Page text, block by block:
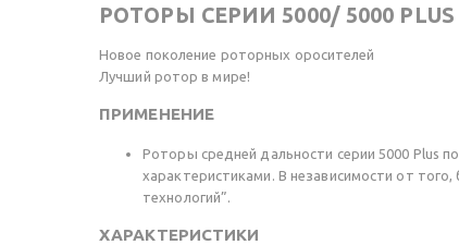
РОТОРЫ СЕРИИ 5000/ 5000 PLUS
Новое поколение роторных оросителей
Лучший ротор в мире!
ПРИМЕНЕНИЕ
Роторы средней дальности серии 5000 Plus
характеристиками. В независимости от
технологий”.
ХАРАКТЕРИСТИКИ